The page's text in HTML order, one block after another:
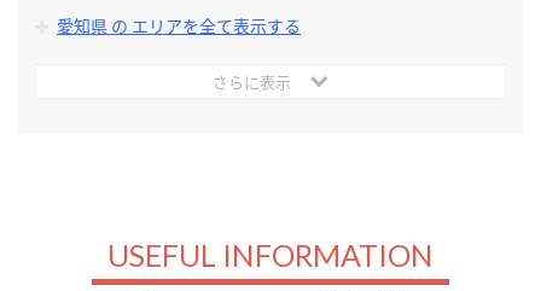
愛知県 の エリアを全て表示する
さらに表示
USEFUL INFORMATION